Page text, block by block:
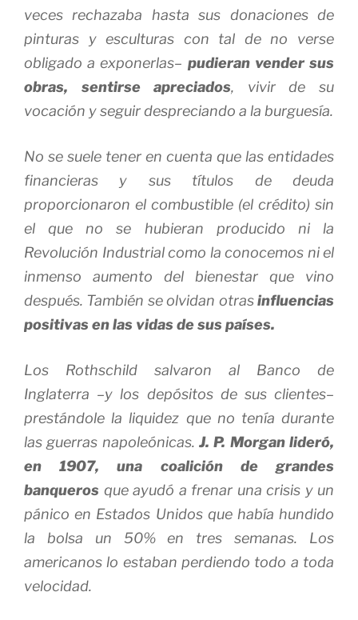
veces rechazaba hasta sus donaciones de
pinturas y esculturas con tal de no verse
obligado a exponerlas– pudieran vender sus
obras, sentirse apreciados, vivir de su
vocación y seguir despreciando a la burguesía.
No se suele tener en cuenta que las entidades
financieras y sus títulos de deuda
proporcionaron el combustible (el crédito) sin
el que no se hubieran producido ni la
Revolución Industrial como la conocemos ni el
inmenso aumento del bienestar que vino
después. También se olvidan otrasinfluencias
positivas en las vidas de sus países.
Los Rothschild salvaron al Banco de
Inglaterra –y los depósitos de sus clientes–
prestándole la liquidez que no tenía durante
las guerras napoleónicas. J. P. Morgan lideró,
en 1907, una coalición de grandes
banqueros que ayudó a frenar una crisis y un
pánico en Estados Unidos que había hundido
la bolsa un 50% en tres semanas. Los
americanos lo estaban perdiendo todo a toda
velocidad.